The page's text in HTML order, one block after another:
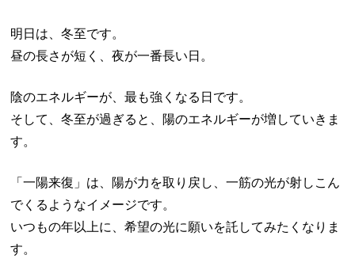
明日は、冬至です。
昼の長さが短く、夜が一番長い日。
陰のエネルギーが、最も強くなる日です。
そして、冬至が過ぎると、陽のエネルギーが増していきま
す。
「一陽来復」は、陽が力を取り戻し、一筋の光が射しこん
でくるようなイメージです。
いつもの年以上に、希望の光に願いを託してみたくなりま
す。